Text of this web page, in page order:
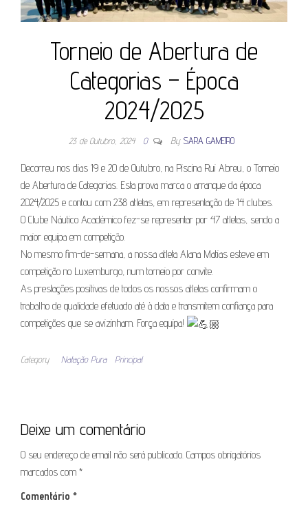
Torneio de Abertura de
Categorias – Época
2024/2025
23 de Outubro, 2024 0 By SARA GAMEIRO
Decorreu nos dias 19 e 20 de Outubro, na Piscina Rui Abreu, o Torneio
de Abertura de Categorias. Esta prova marca o arranque da época
2024/2025 e contou com 238 atletas, em representação de 14 clubes.
O Clube Náutico Académico fez-se representar por 47 atletas, sendo a
maior equipa em competição.
No mesmo fim-de-semana, a nossa atleta Alana Matias esteve em
competição no Luxemburgo, num torneio por convite.
As prestações positivas de todos os nossos atletas confirmam o
trabalho de qualidade efetuado até à data e transmitem confiança para
competições que se avizinham. Força equipa!
Category Natação Pura Principal
Deixe um comentário
O seu endereço de email não será publicado. Campos obrigatórios
marcados com *
Comentário *